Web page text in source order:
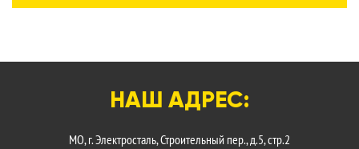
НАШ АДРЕС:
МО, г. Электросталь, Строительный пер., д.5, стр.2